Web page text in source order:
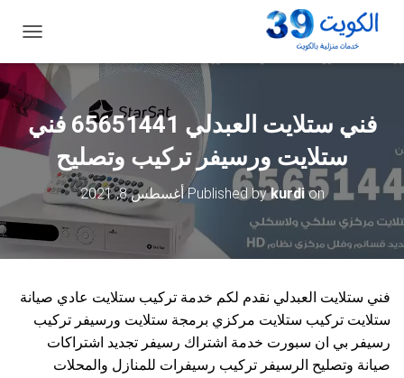
ب
ي
ل
ا
ل
ل
فني ستلايت العبدلي 65651441 فني
ستلايت ورسيفر تركيب وتصليح
Published bykurdion أغسطس 8, 2021
فني ستلايت العبدلي نقدم لكم خدمة تركيب ستلايت عادي صيانة
ستلايت تركيب ستلايت مركزي برمجة ستلايت ورسيفر تركيب
رسيفر بي ان سبورت خدمة اشتراك رسيفر تجديد اشتراكات
صيانة وتصليح الرسيفر تركيب رسيفرات للمنازل والمحلات